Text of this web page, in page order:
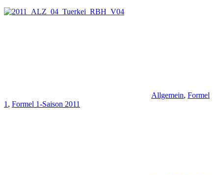
Allgemein, Formel
1 , Formel 1-Saison 2011